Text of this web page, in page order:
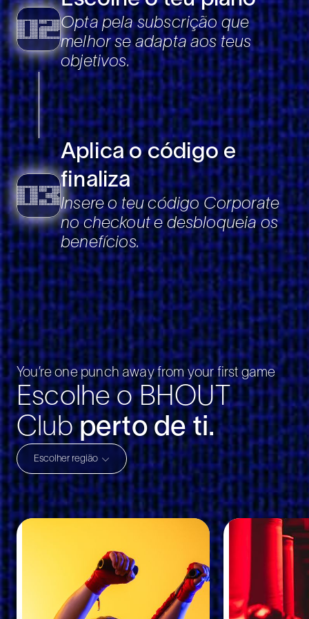
Opta pela subscrição que
melhor se adapta aos teus
objetivos.
Aplica o código e
finaliza
Insere o teu código Corporate
no checkout e desbloqueia os
benefícios.
You’re one punch away from your first game
Escolhe o BHOUT
Clubperto de ti.